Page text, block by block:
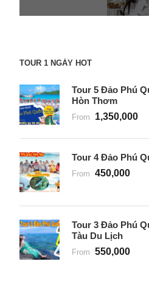
TOUR 1 NGÀY HOT
Tour 5 Đảo Phú
Hòn Thơm
From 1,350,000
Tour 4 Đảo Phú
From 450,000
Tour 3 Đảo Phú
Tàu Du Lịch
From 550,000